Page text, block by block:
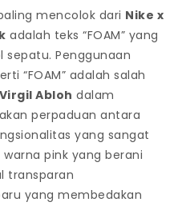
mencolok dari Nike x
adalah teks “FOAM” yang
Penggunaan
“FOAM” adalah salah
Virgil Abloh dalam
perpaduan antara
yang sangat
pink yang berani
transparan
yang membedakan